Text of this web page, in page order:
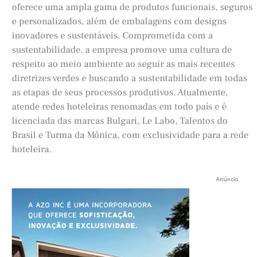
oferece uma ampla gama de produtos funcionais, seguros
e personalizados, além de embalagens com designs
inovadores e sustentáveis. Comprometida com a
sustentabilidade, a empresa promove uma cultura de
respeito ao meio ambiente ao seguir as mais recentes
diretrizes verdes e buscando a sustentabilidade em todas
as etapas de seus processos produtivos. Atualmente,
atende redes hoteleiras renomadas em todo país e é
licenciada das marcas Bulgari, Le Labo, Talentos do
Brasil e Turma da Mônica, com exclusividade para a rede
hoteleira.
Anúncio